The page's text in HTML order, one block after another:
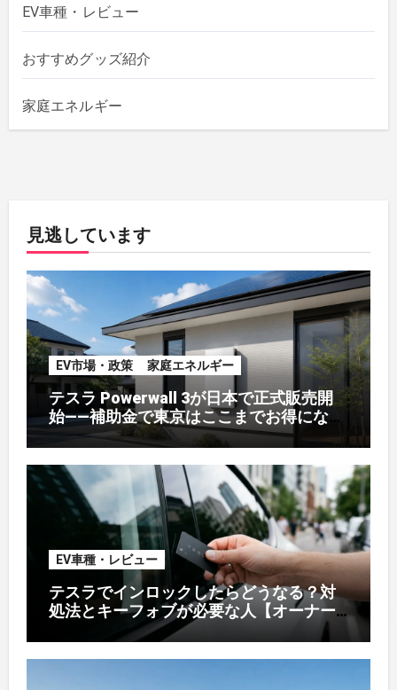
EV車種・レビュー
おすすめグッズ紹介
家庭エネルギー
見逃しています
EV市場・政策 家庭エネルギー
テスラ Powerwall 3が日本で正式販売開
始——補助金で東京はここまでお得になる
【2026年8月最新】
EV車種・レビュー
テスラでインロックしたらどうなる？対
処法とキーフォブが必要な人【オーナー